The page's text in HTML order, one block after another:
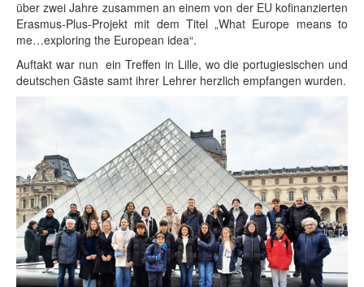
über zwei Jahre zusammen an einem von der EU kofinanzierten
Erasmus-Plus-Projekt mit dem Titel „What Europe means to
me…exploring the European idea“.
Auftakt war nun ein Treffen in Lille, wo die portugiesischen und
deutschen Gäste samt ihrer Lehrer herzlich empfangen wurden.